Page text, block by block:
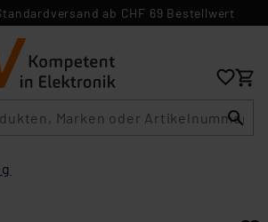
ab CHF 69 Bestellwert